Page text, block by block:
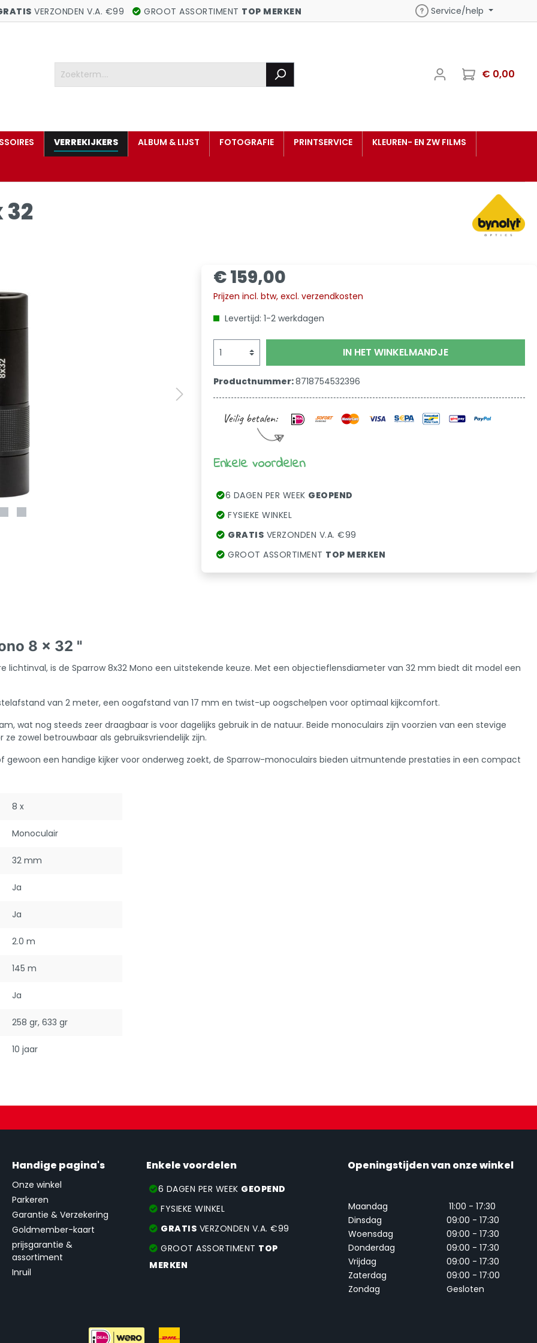
VERZONDEN V.A. €99 GROOT ASSORTIMENT TOP MERKEN Service/help
€ 0,00
VERREKIJKERS ALBUM & LIJST FOTOGRAFIE PRINTSERVICE KLEUREN- EN ZW FILMS
32
€ 159,00
Prijzen incl. btw, excl. verzendkosten
Levertijd: 1-2 werkdagen
IN HET WINKELMANDJE
Productnummer:8718754532396
Enkele voordelen
6 DAGEN PER WEEK GEOPEND
FYSIEKE WINKEL
GRATIS VERZONDEN V.A. €99
GROOT ASSORTIMENT TOP MERKEN
8 x 32 "
lichtinval, is de Sparrow 8x32 Mono een uitstekende keuze. Met een objectieflensdiameter van 32 mm biedt dit model een
van 2 meter, een oogafstand van 17 mm en twist-up oogschelpen voor optimaal kijkcomfort.
wat nog steeds zeer draagbaar is voor dagelijks gebruik in de natuur. Beide monoculairs zijn voorzien van een stevige
zowel betrouwbaar als gebruiksvriendelijk zijn.
een handige kijker voor onderweg zoekt, de Sparrow-monoculairs bieden uitmuntende prestaties in een compact
8 x
Monoculair
32 mm
Ja
Ja
2.0 m
145 m
Ja
258 gr, 633 gr
10 jaar
Handige pagina's
Onze winkel
Parkeren
Garantie & Verzekering
Goldmember-kaart
prijsgarantie &
assortiment
Inruil
Enkele voordelen
6 DAGEN PER WEEK GEOPEND
FYSIEKE WINKEL
GRATIS VERZONDEN V.A. €99
GROOT ASSORTIMENT TOP
MERKEN
Openingstijden van onze winkel
Maandag
11:00 - 17:30
Dinsdag
09:00 - 17:30
Woensdag
09:00 - 17:30
Donderdag
09:00 - 17:30
Vrijdag
09:00 - 17:30
Zaterdag
09:00 - 17:00
Zondag
Gesloten